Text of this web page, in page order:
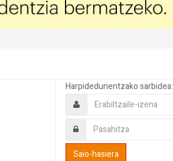
Harpidedunentzako sarbidea: